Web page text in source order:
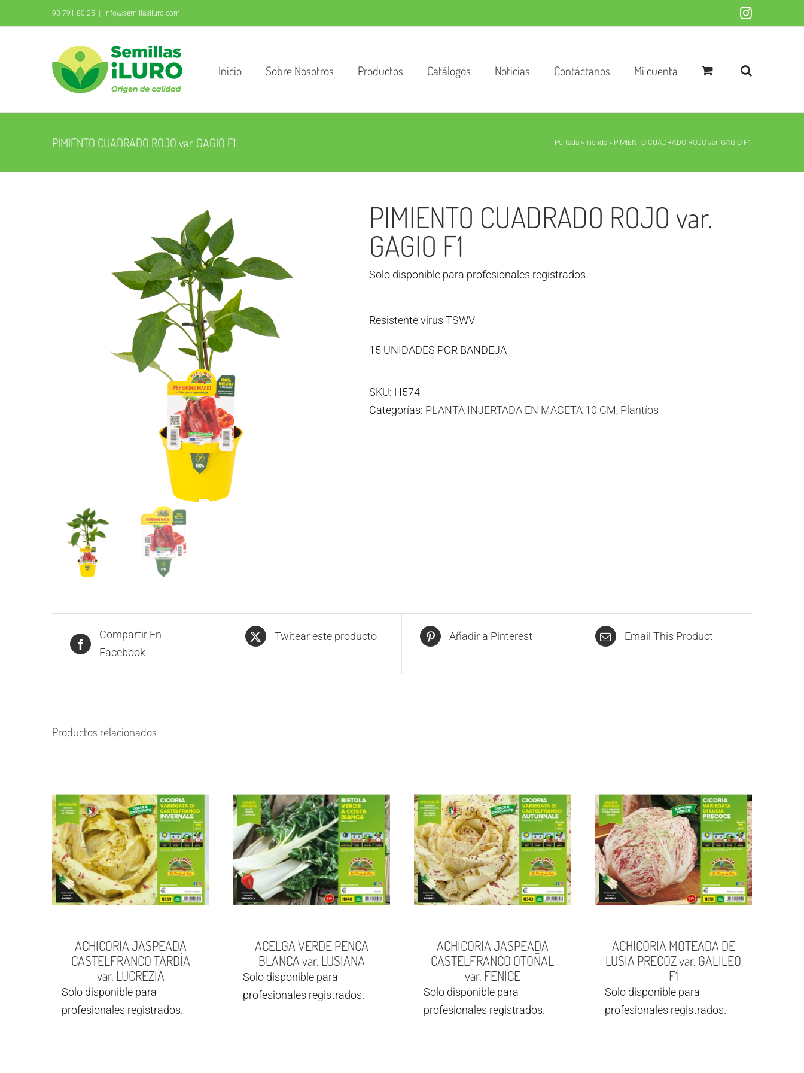
al
93 791 80 25 info@semillasiluro.com Instagram
Inicio Sobre Nosotros Productos Catálogos Noticias Contáctanos Mi cuenta
PIMIENTO CUADRADO ROJO var. GAGIO F1 Portada » Tienda » PIMIENTO CUADRADO ROJO var. GAGIO F1
PIMIENTO CUADRADO ROJO var.
GAGIO F1
Solo disponible para profesionales registrados.
Resistente virus TSWV
15 UNIDADES POR BANDEJA
SKU: H574
Categorías: PLANTA INJERTADA EN MACETA 10 CM, Plantíos
Compartir En
Facebook
Twitear este producto Añadir a Pinterest Email This Product
Productos relacionados
ACHICORIA JASPEADA
CASTELFRANCO TARDÍA
var. LUCREZIA
Solo disponible para
profesionales registrados.
ACELGA VERDE PENCA
BLANCA var. LUSIANA
Solo disponible para
profesionales registrados.
ACHICORIA JASPEADA
CASTELFRANCO OTOÑAL
var. FENICE
Solo disponible para
profesionales registrados.
ACHICORIA MOTEADA DE
LUSIA PRECOZ var. GALILEO
F1
Solo disponible para
profesionales registrados.